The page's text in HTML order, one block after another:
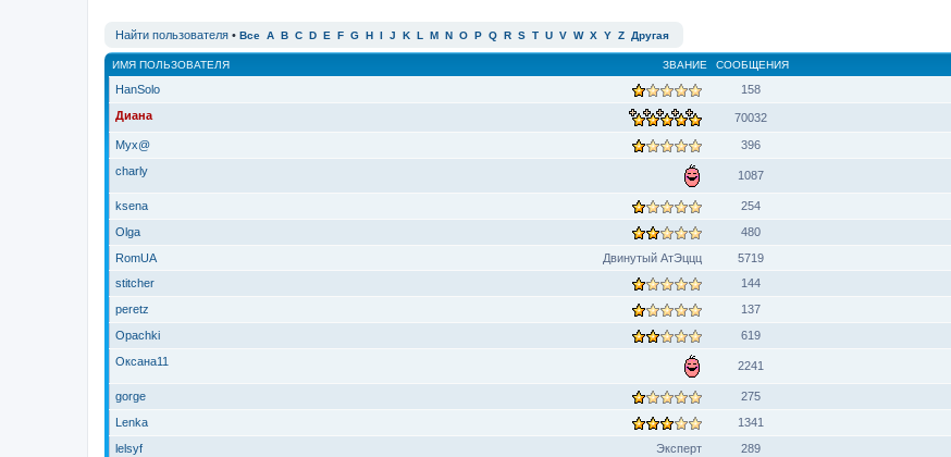
Найти пользователя • Все A B C D E F G H I J K L M N O P Q R S T U V W X Y Z Другая
ЗВАНИЕ
ИМЯ ПОЛЬЗОВАТЕЛЯ СООБЩЕНИЯ
HanSolo 158
Диана
70032
Myx@ 396
charly
1087
ksena 254
Olga
480
Двинутый АтЭццц
RomUA 5719
stitcher
144
peretz
137
Opachki
619
Оксана11
2241
gorge 275
Lenka
1341
Эксперт
lelsyf 289